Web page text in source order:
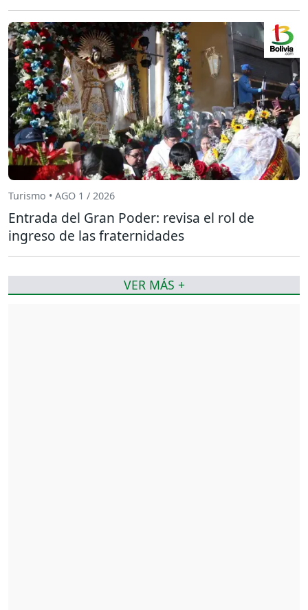
Turismo • AGO 1 / 2026
Entrada del Gran Poder: revisa el rol de
ingreso de las fraternidades
VER MÁS +